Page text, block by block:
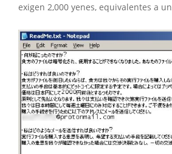
exigen 2,000 yenes, equivalentes a